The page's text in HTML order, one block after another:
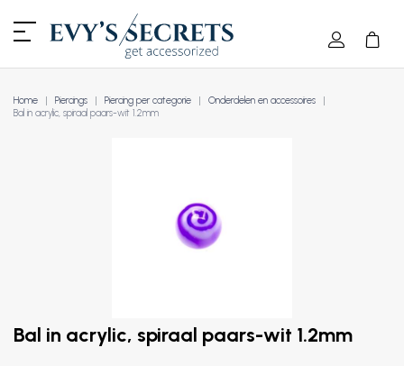
Home Piercings Piercing per categorie
Onderdelen en accessoires
Bal in acrylic, spiraal paars-wit 1.2mm
Bal in acrylic, spiraal paars-wit 1.2mm